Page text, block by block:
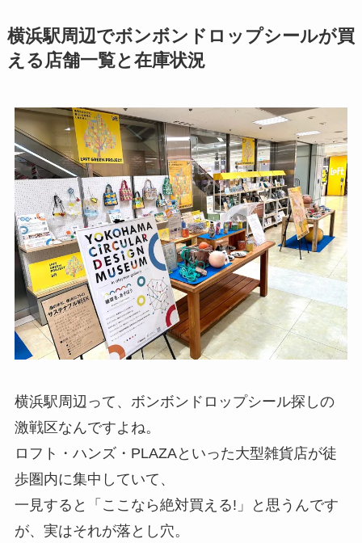
横浜駅周辺でボンボンドロップシールが買
える店舗一覧と在庫状況
横浜駅周辺って、ボンボンドロップシール探しの
激戦区なんですよね。
ロフト・ハンズ・PLAZAといった大型雑貨店が徒
歩圏内に集中していて、
一見すると「ここなら絶対買える!」と思うんです
が、実はそれが落とし穴。